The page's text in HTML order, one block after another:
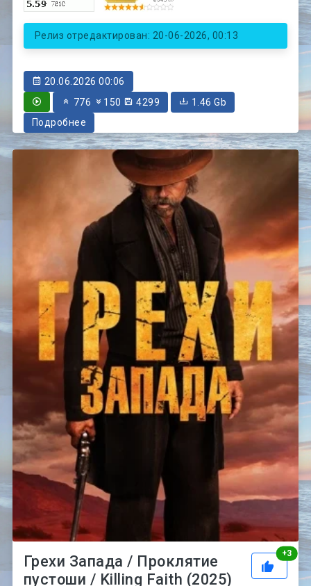
Релиз отредактирован: 20-06-2026, 00:13
20.06.2026 00:06
776
150 4299
1.46 Gb
Подробнее
+3
Грехи Запада / Проклятие
пустоши / Killing Faith (2025)